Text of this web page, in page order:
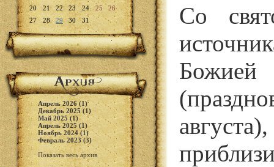
20
21 22 23 24 25
26
27
28 29 30 31
Апрель 2026 (1)
Декабрь 2025 (1)
Май 2025 (1)
Апрель 2025 (1)
Ноябрь 2024 (1)
Февраль 2023 (3)
Показать весь архив
Со
августа),